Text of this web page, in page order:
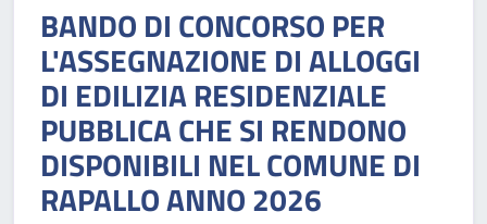
BANDO DI CONCORSO PER
L'ASSEGNAZIONE DI ALLOGGI
DI EDILIZIA RESIDENZIALE
PUBBLICA CHE SI RENDONO
DISPONIBILI NEL COMUNE DI
RAPALLO ANNO 2026